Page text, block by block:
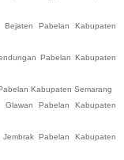
Bejaten Pabelan
Kabupaten
Pabelan
Kabupaten
Kabupaten Semarang
Glawan Pabelan
Kabupaten
Jembrak Pabelan
Kabupaten